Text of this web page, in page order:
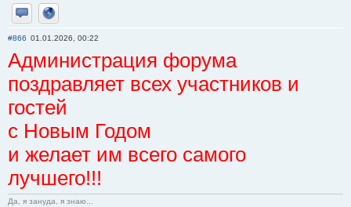
Отправить личное сообщение
Сайт
#866 01.01.2026, 00:22
Администрация форума
поздравляет всех участников и
гостей
с Новым Годом
и желает им всего самого
лучшего!!!
Да, я зануда, я знаю...